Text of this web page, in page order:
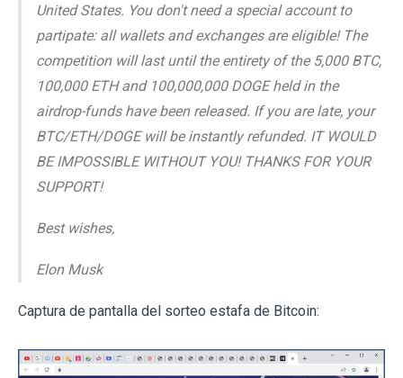
United States. You don't need a special account to
partipate: all wallets and exchanges are eligible! The
competition will last until the entirety of the 5,000 BTC,
100,000 ETH and 100,000,000 DOGE held in the
airdrop-funds have been released. If you are late, your
BTC/ETH/DOGE will be instantly refunded. IT WOULD
BE IMPOSSIBLE WITHOUT YOU! THANKS FOR YOUR
SUPPORT!
Best wishes,
Elon Musk
Captura de pantalla del sorteo estafa de Bitcoin: